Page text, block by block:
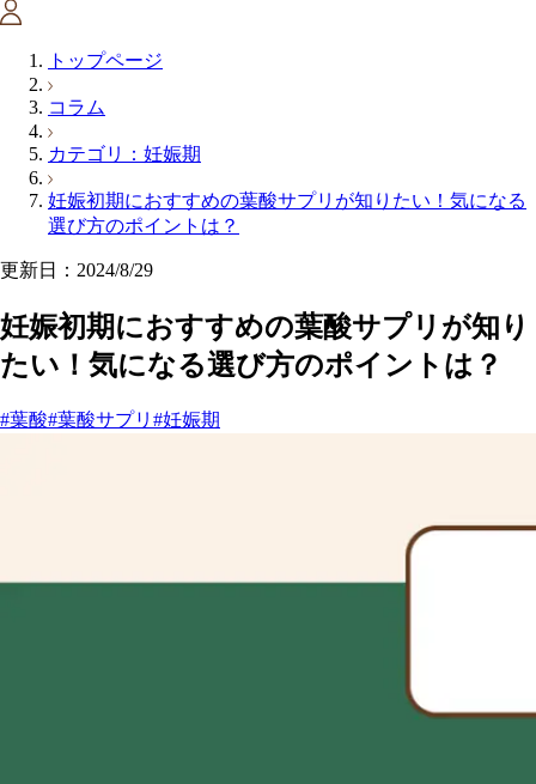
トップページ
コラム
カテゴリ：妊娠期
妊娠初期におすすめの葉酸サプリが知りたい！気になる
選び方のポイントは？
更新日：2024/8/29
妊娠初期におすすめの葉酸サプリが知り
たい！気になる選び方のポイントは？
#葉酸#葉酸サプリ #妊娠期